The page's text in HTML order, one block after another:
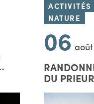
NATURE
06 août
DU